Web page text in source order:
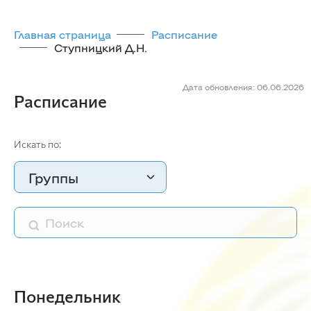
Главная страница
Расписание
Ступницкий Д.Н.
Дата обновления: 06.06.2026
Расписание
Искать по:
Группы
Понедельник